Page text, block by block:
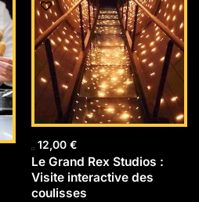
12,00 €
Le Grand Rex Studios :
Visite interactive des
coulisses